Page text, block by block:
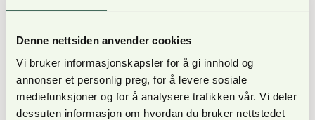
Denne nettsiden anvender cookies
Vi bruker informasjonskapsler for å gi innhold og
annonser et personlig preg, for å levere sosiale
mediefunksjoner og for å analysere trafikken vår. Vi deler
dessuten informasjon om hvordan du bruker nettstedet
Andaur, generalsekretær i WWF Verdens naturfond.
Skogen er avgjørende for det biologiske
mangfoldet i Norge. 60 prosent av de kjente artene
finner vi der. I dag er 5,3 prosent av skogen vernet.